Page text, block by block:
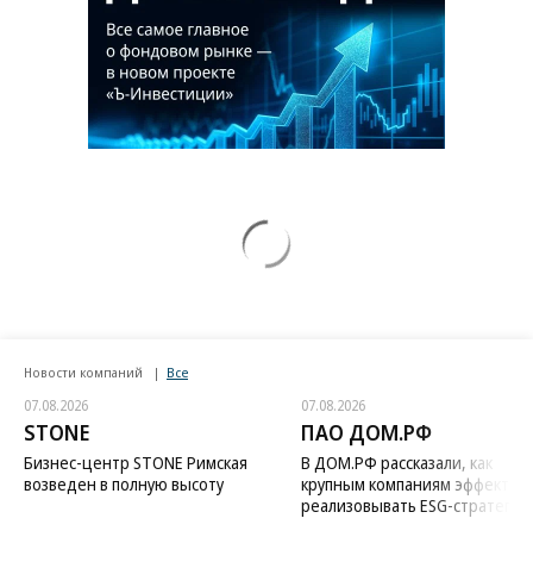
Новости компаний Все
07.08.2026
STONE
Бизнес-центр STONE Римская
возведен в полную высоту
07.08.2026
ПАО ДОМ.РФ
В ДОМ.РФ рассказали, как
крупным компаниям
реализовывать ESG-стратегию